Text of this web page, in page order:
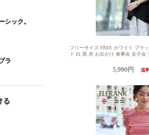
フリーサイズ FREE ホワイト ブラ
ド 白 黒 赤 お出かけ 食事会 女子会
プス レディース きれいめ 1枚で決
ーバー カットソー おしゃれ 体型カ
ント風 イレギュラーヘム フ
5,990円 送